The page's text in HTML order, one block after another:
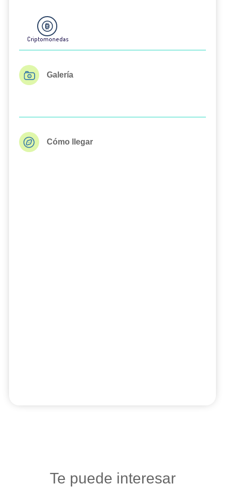
Criptomonedas
Galería
Cómo llegar
Te puede interesar